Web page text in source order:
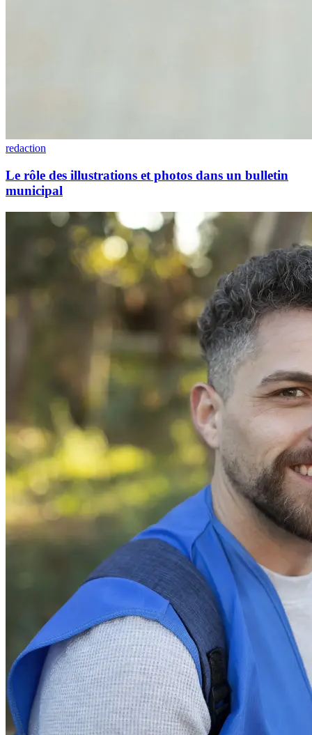
redaction
Le rôle des illustrations et photos dans un bulletin
municipal